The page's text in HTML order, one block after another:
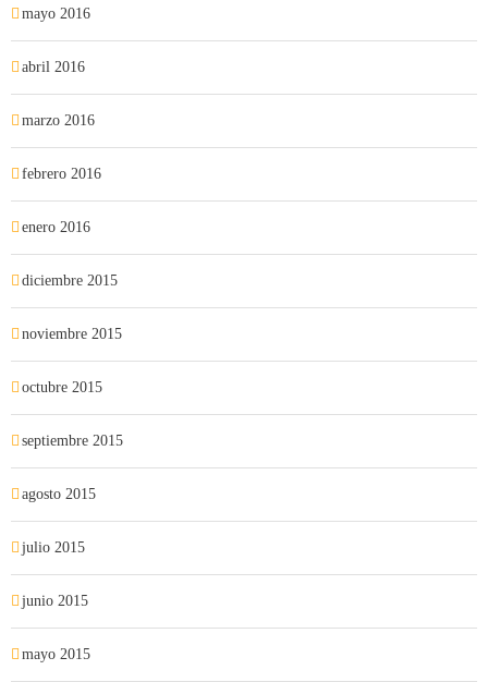
mayo 2016
abril 2016
marzo 2016
febrero 2016
enero 2016
diciembre 2015
noviembre 2015
octubre 2015
septiembre 2015
agosto 2015
julio 2015
junio 2015
mayo 2015